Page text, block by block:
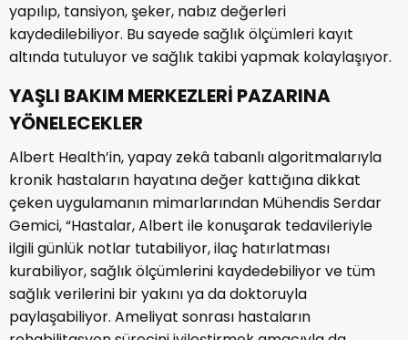
yapılıp, tansiyon, şeker, nabız değerleri
kaydedilebiliyor. Bu sayede sağlık ölçümleri kayıt
altında tutuluyor ve sağlık takibi yapmak kolaylaşıyor.
YAŞLI BAKIM MERKEZLERİ PAZARINA
YÖNELECEKLER
Albert Health’in, yapay zekâ tabanlı algoritmalarıyla
kronik hastaların hayatına değer kattığına dikkat
çeken uygulamanın mimarlarından Mühendis Serdar
Gemici, “Hastalar, Albert ile konuşarak tedavileriyle
ilgili günlük notlar tutabiliyor, ilaç hatırlatması
kurabiliyor, sağlık ölçümlerini kaydedebiliyor ve tüm
sağlık verilerini bir yakını ya da doktoruyla
paylaşabiliyor. Ameliyat sonrası hastaların